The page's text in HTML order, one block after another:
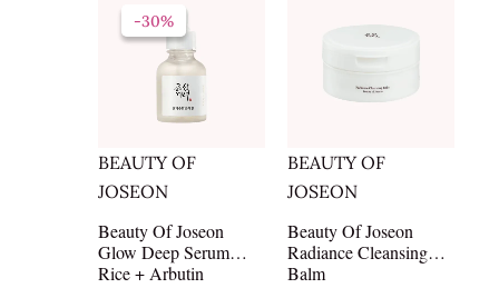
-30%
BEAUTY OF
JOSEON
-30%
Beauty Of Joseon
Glow Deep Serum
Rice + Arbutin
oprindelige
pris
var:
169,00kr..
BEAUTY OF
JOSEON
Beauty Of Joseon
Radiance Cleansing
Balm